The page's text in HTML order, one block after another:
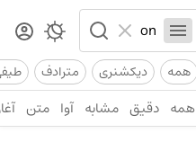
همه دیکشنری مترادف
همه دقیق مشابه آوا متن